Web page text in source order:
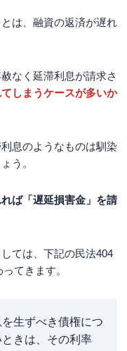
は、融資の返済が遅れ
なく延滞利息が請求さ
しまうケースが多いか
息のようなものは馴染
う。
ば「遅延損害金」を請
ては、下記の民法404
てきます。
生ずべき債権につ
きは、その利率